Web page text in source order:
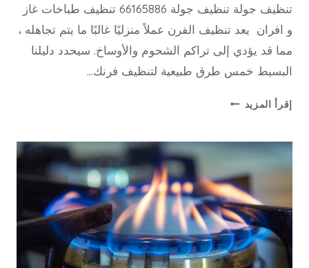
تنظيف جولة تنظيف جولة 66165886 تنظيف طباخات غاز
و افران يعد تنظيف الفرن عملاً منزليًا غالبًا ما يتم تجاهله ،
مما قد يؤدي إلى تراكم الشحوم والأوساخ. سيحدد دليلنا
البسيط خمس طرق طبيعية لتنظيف فرنك…
إقرأ المزيد تنظيف
طباخات